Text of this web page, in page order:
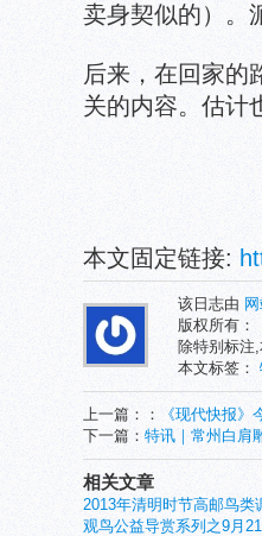
卖身契似的）。
后来，在回家的
关的内容。估计
本文固定链接:
该日志由
版权所有：
除特别标注
本文标签：
上一篇：：
《现代快报》
下一篇： 特讯｜常州白肩
相关文章
2013年清明时节高邮鸟类
观鸟公益导赏系列之9月